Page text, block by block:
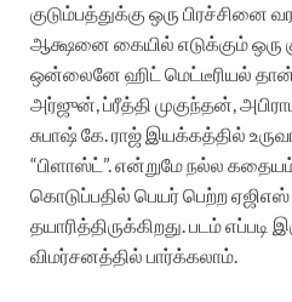
குடும்பத்துக்கு ஒரு பிரச்சினை
ஆக்ஷனை கையில் எடுக்கும் ஒரு
ஒன்லைனே ஹிட் மெட்டீரியல்
அர்ஜுன், ப்ரீத்தி முகுந்தன்,
சுபாஷ் கே. ராஜ் இயக்கத்தில்
“பிளாஸ்ட்”. என்றுமே நல்ல
கொடுப்பதில் பெயர் பெற்ற ஏஜிஎஸ்
தயாரித்திருக்கிறது. படம்
விமர்சனத்தில் பார்க்கலாம்.